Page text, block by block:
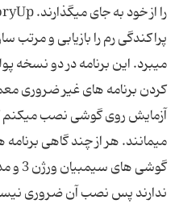
پراکندگی رم را بازیابی و مرتب
میبرد. این برنامه در دو نسخه
کردن برنامه های غیر ضروری
آزمایش روی گوشی نصب میکنم
میمانند. هر از چند گاهی برنامه
گوشی
ندارند پس نصب آن ضروری